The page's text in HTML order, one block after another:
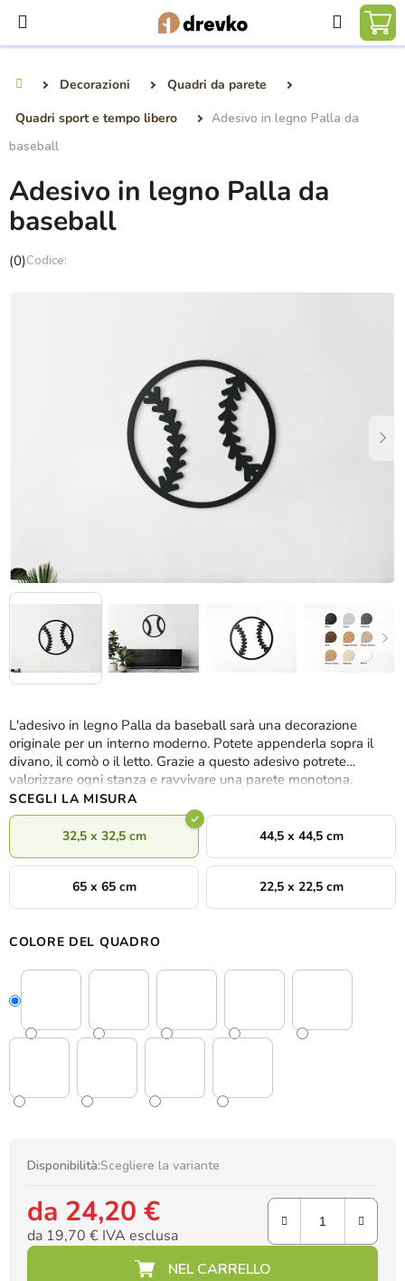
contenuto
Ricerca
Decorazioni
Quadri da parete
Quadri sport e tempo libero
Adesivo in legno Palla da
baseball
L'adesivo in legno Palla da baseball sarà una decorazione
originale per un interno moderno. Potete appenderla sopra il
divano, il comò o il letto. Grazie a questo adesivo potrete
valorizzare ogni stanza e ravvivare una parete monotona.
SCEGLI LA MISURA
32,5 x 32,5 cm 44,5 x 44,5 cm
65 x 65 cm 22,5 x 22,5 cm
COLORE DEL QUADRO
Disponibilità:Scegliere la variante
da 24,20 €
da 19,70 € IVA esclusa
Prezzo della misura:
Adesivo in legno Palla da
baseball
La
(0)